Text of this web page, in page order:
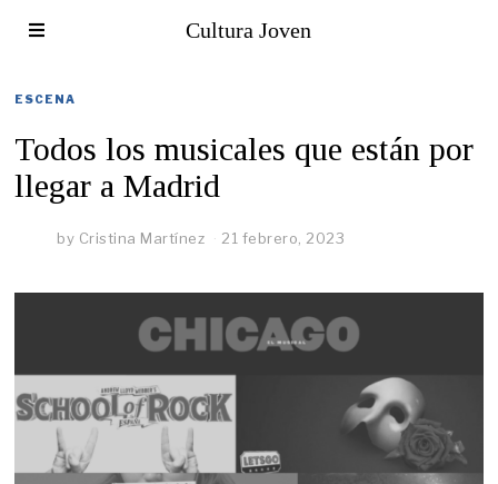
Cultura Joven
ESCENA
Todos los musicales que están por
llegar a Madrid
by Cristina Martínez 21 febrero, 2023